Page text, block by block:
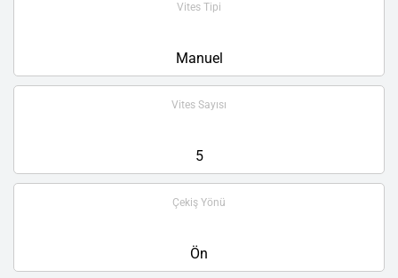
Vites Tipi
Manuel
Vites Sayısı
5
Çekiş Yönü
Ön